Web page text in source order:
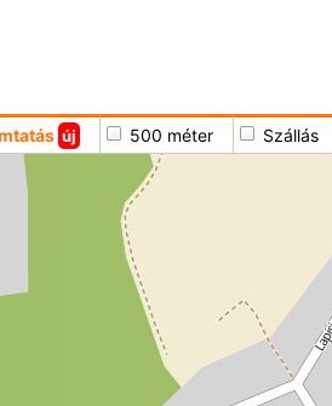
új 500 méter Szállás